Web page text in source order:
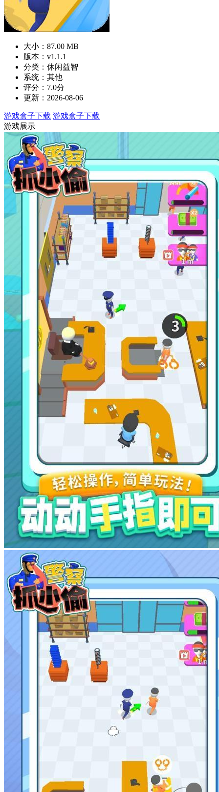
大小：87.00 MB
版本：v1.1.1
分类：休闲益智
系统：其他
评分：7.0分
更新：2026-08-06
游戏盒子下载 游戏盒子下载
游戏展示